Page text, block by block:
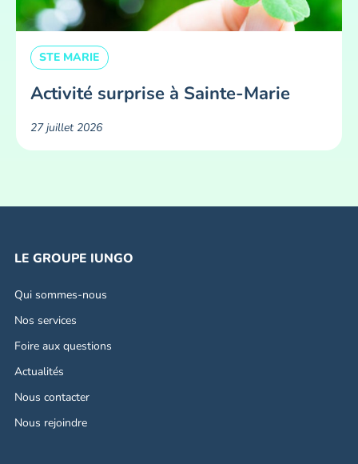
STE MARIE
Activité surprise à Sainte-Marie
27 juillet 2026
LE GROUPE IUNGO
Qui sommes-nous
Nos services
Foire aux questions
Actualités
Nous contacter
Nous rejoindre